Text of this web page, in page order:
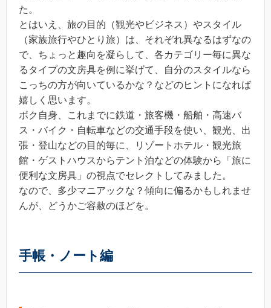
た。
とはいえ、旅の目的（観光やビジネス）やスタイル
（家族旅行やひとり旅）は、それぞれ異なるはずなの
で、ちょっと趣向を凝らして、各カテゴリー毎に異な
るタイプの文房具を例に挙げて、自分のスタイルなら
こっちの方が向いているかな？などのヒントになれば
嬉しく思います。
ボク自身、これまでに鉄道・旅客機・船舶・高速バ
ス・バイク・自転車などの交通手段を使い、観光、出
張・登山などの目的毎に、リゾートホテル・観光旅
館・ゲストハウスからテント泊などの体験から「旅に
便利な文房具」の視点でセレクトしてみました。
なので、多少マニアックな？傾向に偏るかもしれませ
んが、どうかご容赦のほどを。
手帳・ノート編